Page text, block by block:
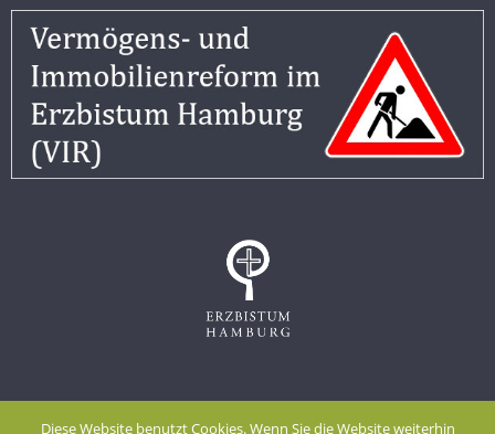
Impressum
Datenschutzerklärung
Diese Website benutzt Cookies. Wenn Sie die Website weiterhin